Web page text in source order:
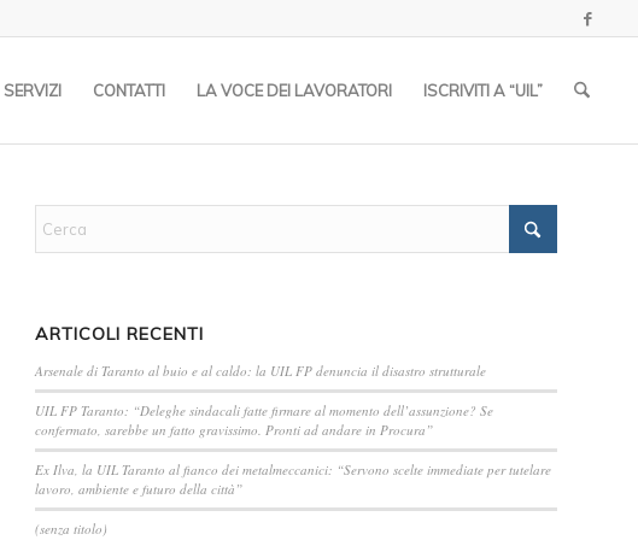
SERVIZI CONTATTI LA VOCE DEI LAVORATORI ISCRIVITI A “UIL”
ARTICOLI RECENTI
Arsenale di Taranto al buio e al caldo: la UIL FP denuncia il disastro strutturale
UIL FP Taranto: “Deleghe sindacali fatte firmare al momento dell’assunzione? Se
confermato, sarebbe un fatto gravissimo. Pronti ad andare in Procura”
Ex Ilva, la UIL Taranto al fianco dei metalmeccanici: “Servono scelte immediate per tutelare
lavoro, ambiente e futuro della città”
(senza titolo)